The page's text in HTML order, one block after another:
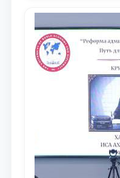
доведения до
сообщества
исследований в